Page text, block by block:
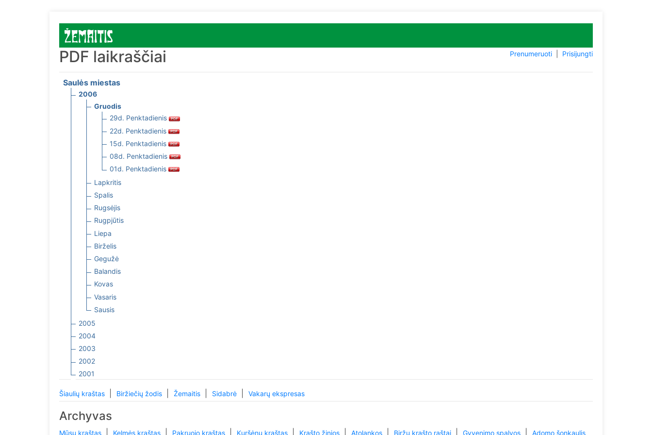
PDF laikraščiai Prenumeruoti| Prisijungti
Saulės miestas
2006
Gruodis
29d. Penktadienis
22d. Penktadienis
15d. Penktadienis
08d. Penktadienis
01d. Penktadienis
Lapkritis
Spalis
Rugsėjis
Rugpjūtis
Liepa
Birželis
Gegužė
Balandis
Kovas
Vasaris
Sausis
2005
2004
2003
2002
2001
Šiaulių kraštas Biržiečių žodis Žemaitis Sidabrė Vakarų ekspresas
Archyvas
Mūsų kraštas Kelmės kraštas Pakruojo kraštas Kuršėnų kraštas Krašto žinios Atolankos Biržų krašto raštai Gyvenimo spalvos Adomo šonkaulis